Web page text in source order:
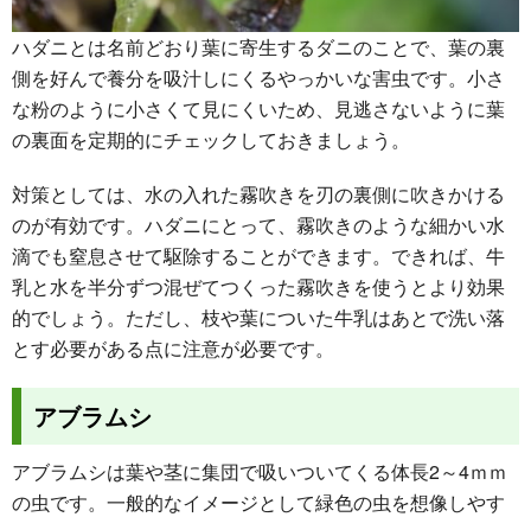
ハダニとは名前どおり葉に寄生するダニのことで、葉の裏
側を好んで養分を吸汁しにくるやっかいな害虫です。小さ
な粉のように小さくて見にくいため、見逃さないように葉
の裏面を定期的にチェックしておきましょう。
対策としては、水の入れた霧吹きを刃の裏側に吹きかける
のが有効です。ハダニにとって、霧吹きのような細かい水
滴でも窒息させて駆除することができます。できれば、牛
乳と水を半分ずつ混ぜてつくった霧吹きを使うとより効果
的でしょう。ただし、枝や葉についた牛乳はあとで洗い落
とす必要がある点に注意が必要です。
アブラムシ
アブラムシは葉や茎に集団で吸いついてくる体長2～4ｍｍ
の虫です。一般的なイメージとして緑色の虫を想像しやす